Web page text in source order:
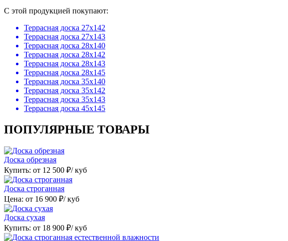
C этой продукцией покупают:
Террасная доска 27х142
Террасная доска 27х143
Террасная доска 28х140
Террасная доска 28х142
Террасная доска 28х143
Террасная доска 28х145
Террасная доска 35х140
Террасная доска 35х142
Террасная доска 35х143
Террасная доска 45х145
ПОПУЛЯРНЫЕ ТОВАРЫ
Доска обрезная
Купить: от 12 500 ₽/ куб
Доска строганная
Цена: от 16 900 ₽/ куб
Доска сухая
Купить: от 18 900 ₽/ куб